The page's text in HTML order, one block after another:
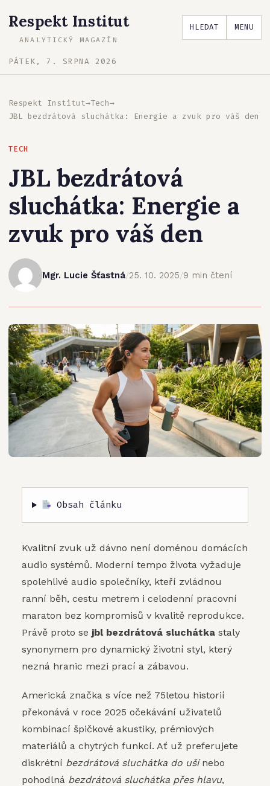
PÁTEK, 7. SRPNA 2026
Respekt Institut
ANALYTICKÝ MAGAZÍN
HLEDAT MENU
Respekt Institut→Tech→
JBL bezdrátová sluchátka: Energie a zvuk pro váš den
TECH
JBL bezdrátová
sluchátka: Energie a
zvuk pro váš den
Mgr. Lucie Šťastná/25. 10. 2025/9 min čtení
Obsah článku
Kvalitní zvuk už dávno není doménou domácích
audio systémů. Moderní tempo života vyžaduje
spolehlivé audio společníky, kteří zvládnou
ranní běh, cestu metrem i celodenní pracovní
maraton bez kompromisů v kvalitě reprodukce.
Právě proto se jbl bezdrátová sluchátka staly
synonymem pro dynamický životní styl, který
nezná hranic mezi prací a zábavou.
Americká značka s více než 75letou historií
překonává v roce 2025 očekávání uživatelů
kombinací špičkové akustiky, prémiových
materiálů a chytrých funkcí. Ať už preferujete
diskrétní bezdrátová sluchátka do ušínebo
pohodlná bezdrátová sluchátka přes hlavu,